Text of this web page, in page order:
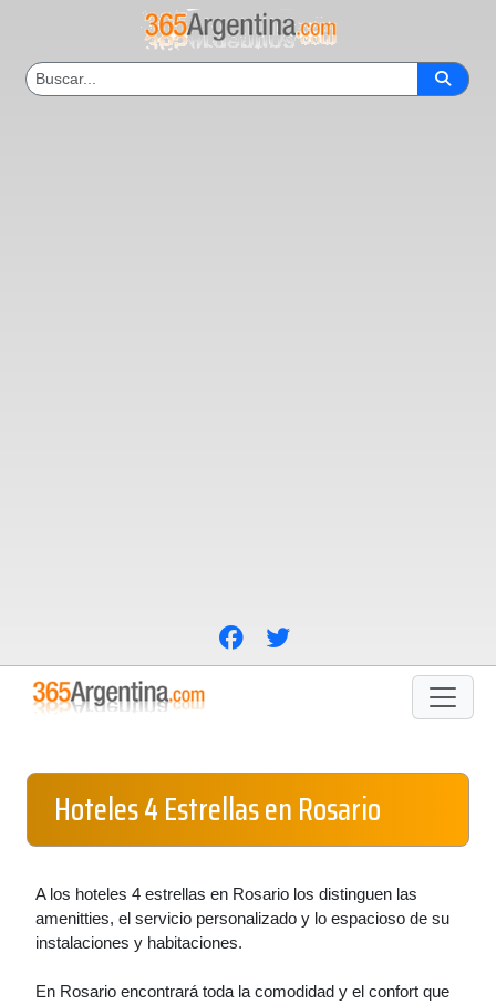
Hoteles 4 Estrellas en Rosario
A los hoteles 4 estrellas en Rosario los distinguen las
amenitties, el servicio personalizado y lo espacioso de su
instalaciones y habitaciones.
En Rosario encontrará toda la comodidad y el confort que